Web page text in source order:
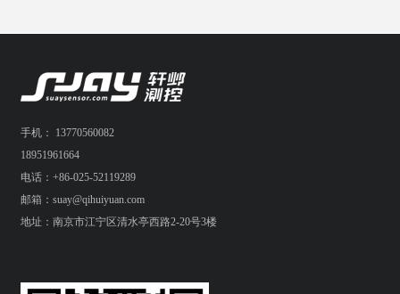
手机： 13770560082
18951961664
电话：+86-025-52119289
邮箱：suay@qihuiyuan.com
地址：南京市江宁区清水亭西路2-20号3楼